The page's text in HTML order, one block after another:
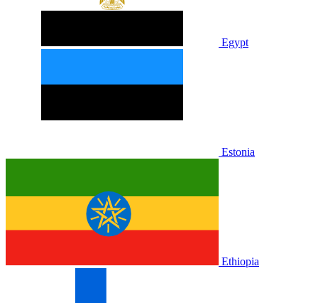
Egypt
Estonia
Ethiopia